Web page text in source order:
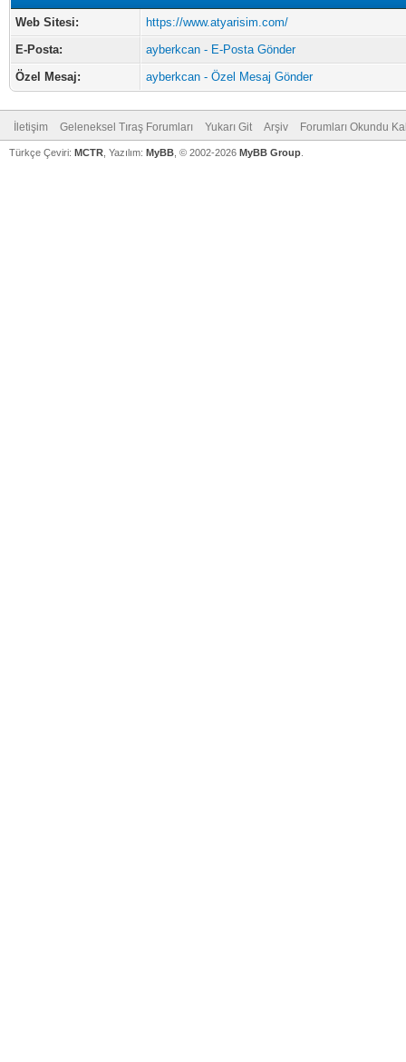
Web Sitesi:
https://www.atyarisim.com/
E-Posta:
ayberkcan - E-Posta Gönder
Özel Mesaj:
ayberkcan - Özel Mesaj Gönder
İletişim Geleneksel Tıraş Forumları Yukarı Git Arşiv Forumları Okundu
Türkçe Çeviri: MCTR , Yazılım: MyBB , © 2002-2026 MyBB Group